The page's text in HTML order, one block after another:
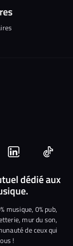
Nous
rejoindre
sur
Linkedin
Nous
dédié aux
musique, 0% pub,
mur du son,
de ceux qui
!